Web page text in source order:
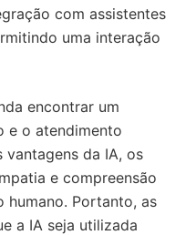
com assistentes
uma interação
encontrar um
e o atendimento
vantagens da IA, os
e compreensão
humano. Portanto, as
a IA seja utilizada